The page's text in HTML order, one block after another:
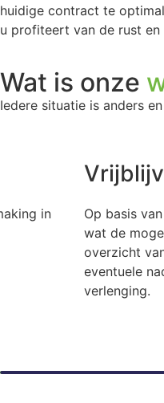
huidige contract te
u profiteert van de rust en
Wat is onze
Iedere situatie is anders
in
Op basis van
wat de
overzicht van
eventuele
verlenging.